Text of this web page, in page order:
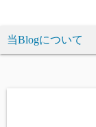
テ当Blogについて